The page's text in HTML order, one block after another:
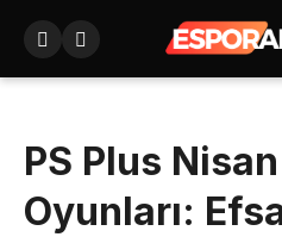
PS Plus
Oyunları: